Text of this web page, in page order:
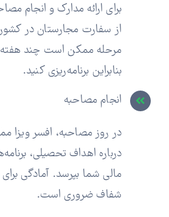
برای ارائه مدارک و انجام
از سفارت مجارستان در
مرحله ممکن است چند هفته
بنابراین برنامه‌ریزی کنید.
انجام مصاحبه
در روز مصاحبه، افسر ویزا
درباره اهداف تحصیلی،
مالی شما بپرسد. آمادگی
شفاف ضروری است.